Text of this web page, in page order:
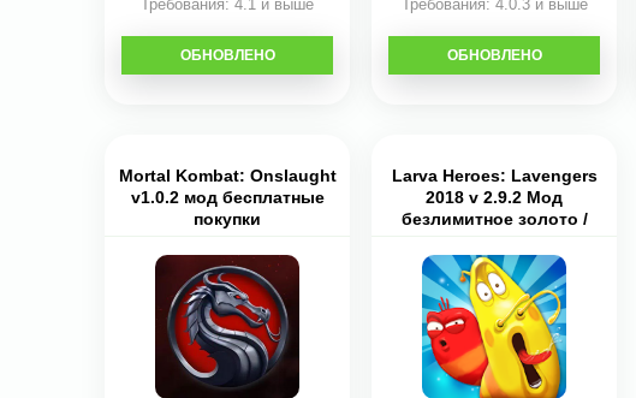
Требования: 4.1 и выше
СКАЧАТЬ
ОБНОВЛЕНО
Требования: 4.0.3 и выше
СКАЧАТЬ
ОБНОВЛЕНО
Mortal Kombat: Onslaught
v1.0.2 мод бесплатные
покупки
Larva Heroes: Lavengers
2018 v 2.9.2 Мод
безлимитное золото /